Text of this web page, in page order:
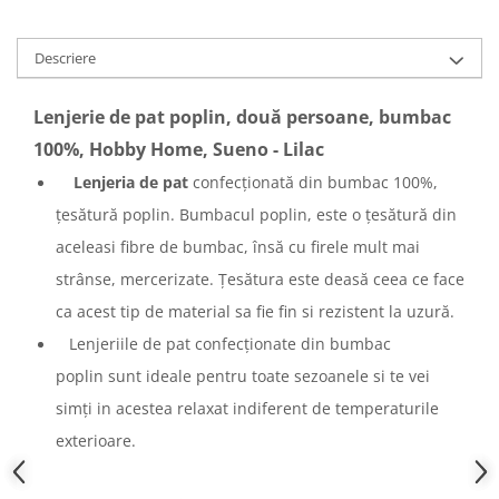
Descriere
Lenjerie de pat poplin, două persoane, bumbac
100%, Hobby Home, Sueno - Lilac
Lenjeria de pat confecționată din bumbac 100%,
țesătură poplin. Bumbacul poplin, este o țesătură din
aceleasi fibre de bumbac, însă cu firele mult mai
strânse, mercerizate. Țesătura este deasă ceea ce face
ca acest tip de material sa fie fin si rezistent la uzură.
Lenjeriile de pat confecționate din bumbac
poplin sunt ideale pentru toate sezoanele si te vei
simți in acestea relaxat indiferent de temperaturile
exterioare.